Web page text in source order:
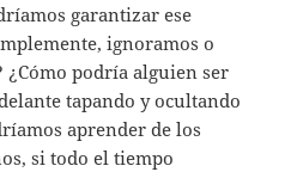
garantizar ese
ignoramos o
¿Cómo podría alguien ser
tapando y ocultando
aprender de los
si todo el tiempo